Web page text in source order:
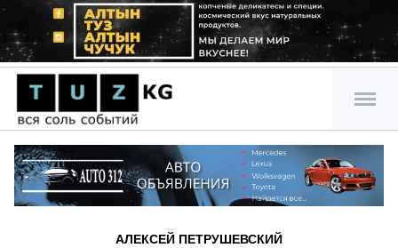
АЛЕКСЕЙ ПЕТРУШЕВСКИЙ